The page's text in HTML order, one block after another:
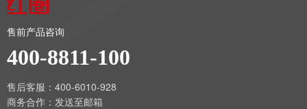
售前产品咨询
400-8811-100
售后客服：400-6010-928
商务合作： 发送至邮箱